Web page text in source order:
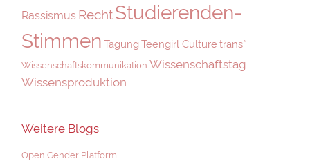
Rassismus RechtStudierenden-
Stimmen Tagung Teengirl Culturetrans*
Wissenschaftskommunikation Wissenschaftstag
Wissensproduktion
Weitere Blogs
Open Gender Platform